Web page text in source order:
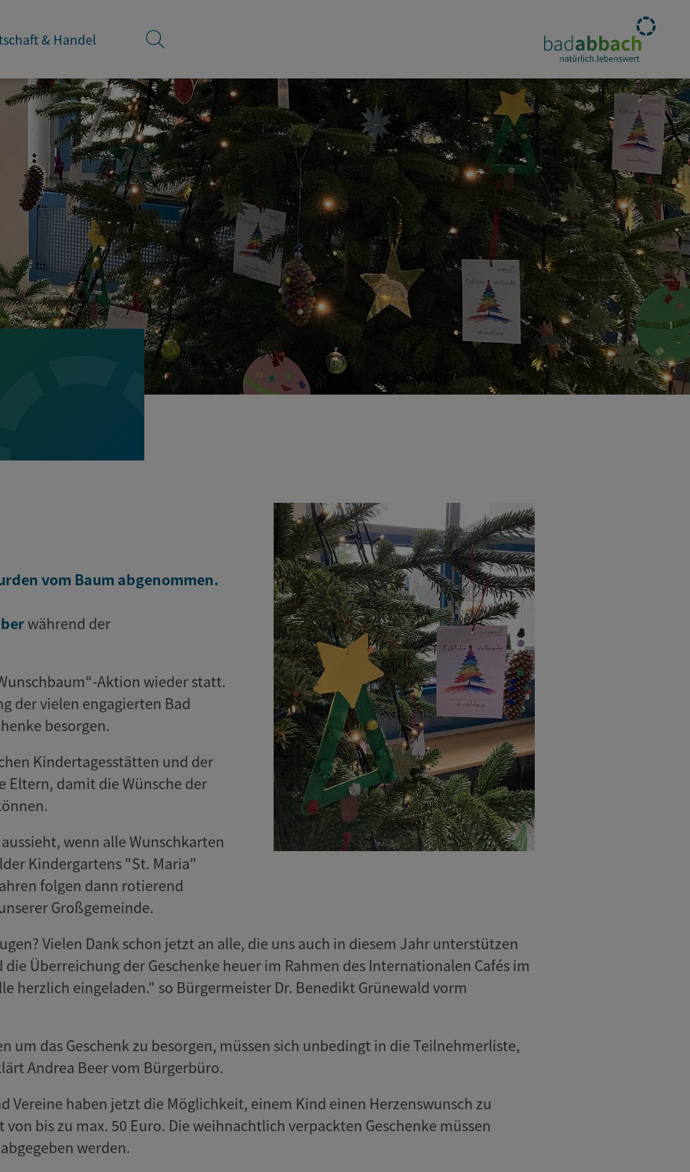
& Handel
vom Baum abgenommen.
während der
Aktion wieder statt.
der vielen engagierten Bad
besorgen.
Kindertagesstätten und der
Eltern, damit die Wünsche der
wenn alle Wunschkarten
Kindergartens "St. Maria"
folgen dann rotierend
Großgemeinde.
Vielen Dank schon jetzt an alle, die uns auch in diesem Jahr unterstützen
Überreichung der Geschenke heuer im Rahmen des Internationalen Cafés im
herzlich eingeladen." so Bürgermeister Dr. Benedikt Grünewald vorm
um das Geschenk zu besorgen, müssen sich unbedingt in die Teilnehmerliste,
Andrea Beer vom Bürgerbüro.
haben jetzt die Möglichkeit, einem Kind einen Herzenswunsch zu
bis zu max. 50 Euro. Die weihnachtlich verpackten Geschenke müssen
werden.